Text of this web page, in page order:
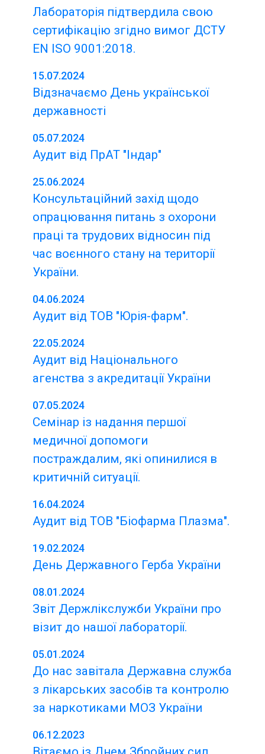
Лабораторія підтвердила свою
сертифікацію згідно вимог ДСТУ
EN ISO 9001:2018.
15.07.2024
Відзначаємо День української
державності
05.07.2024
Аудит від ПрАТ "Індар"
25.06.2024
Консультаційний захід щодо
опрацювання питань з охорони
праці та трудових відносин під
час воєнного стану на території
України.
04.06.2024
Аудит від ТОВ "Юрія-фарм".
22.05.2024
Аудит від Національного
агенства з акредитації України
07.05.2024
Семінар із надання першої
медичної допомоги
постраждалим, які опинилися в
критичній ситуації.
16.04.2024
Аудит від ТОВ "Біофарма Плазма".
19.02.2024
День Державного Герба України
08.01.2024
Звіт Держлікслужби України про
візит до нашої лабораторії.
05.01.2024
До нас завітала Державна служба
з лікарських засобів та контролю
за наркотиками МОЗ України
06.12.2023